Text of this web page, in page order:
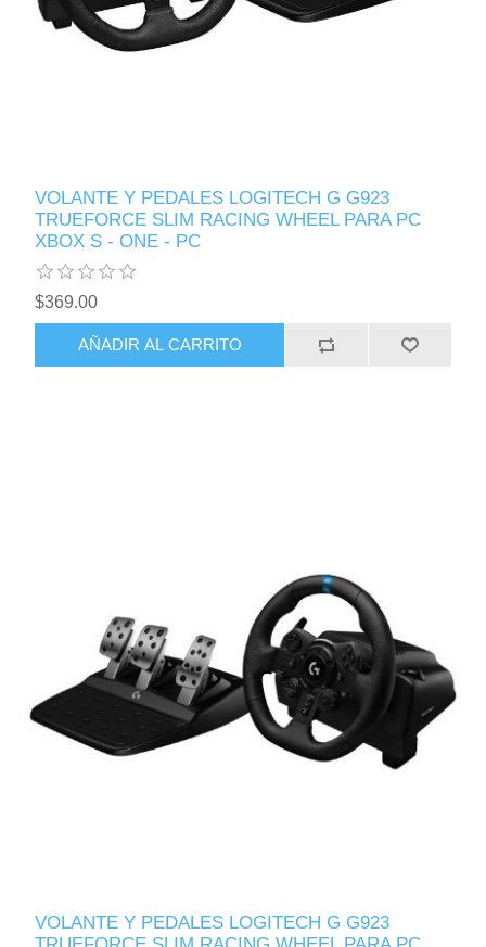
VOLANTE Y PEDALES LOGITECH G G923
TRUEFORCE SLIM RACING WHEEL PARA PC
XBOX S - ONE - PC
$369.00
AÑADIR AL CARRITO
VOLANTE Y PEDALES LOGITECH G G923